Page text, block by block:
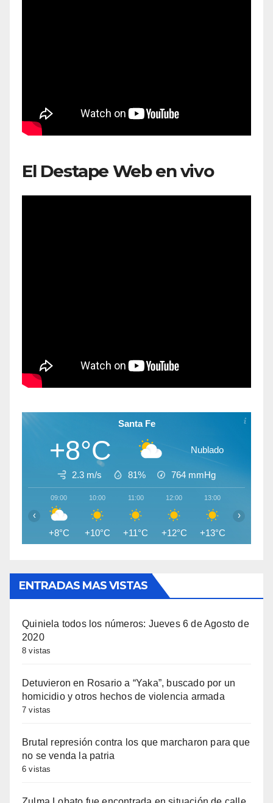
El Destape Web en vivo
Santa Fe
+8°C Nublado
2.3 m/s 81% 764 mmHg
09:00
+8°C
10:00
+10°C
11:00
+11°C
12:00
+12°C
13:00
+13°C
‹ ›
ENTRADAS MAS VISTAS
Quiniela todos los números: Jueves 6 de Agosto de
2020
8 vistas
Detuvieron en Rosario a “Yaka”, buscado por un
homicidio y otros hechos de violencia armada
7 vistas
Brutal represión contra los que marcharon para que
no se venda la patria
6 vistas